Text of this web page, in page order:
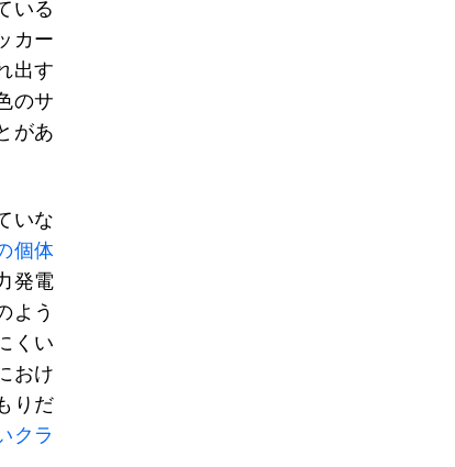
いる
カー
出す
のサ
があ
いな
個体
発電
よう
くい
おけ
りだ
クラ